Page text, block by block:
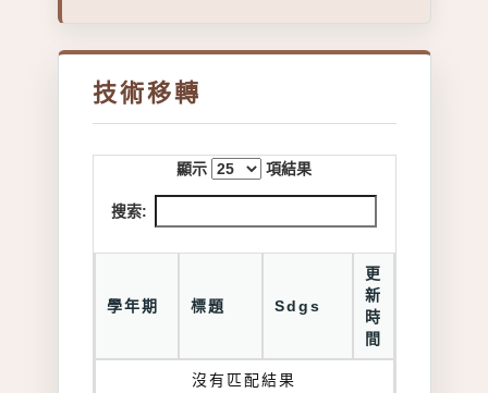
技術移轉
顯示 項結果
搜索:
學年期 標題 Sdgs
更
新
時
間
沒有匹配結果